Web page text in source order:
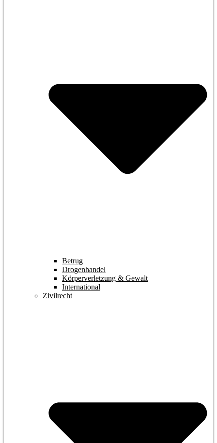
Betrug
Drogenhandel
Körperverletzung & Gewalt
International
Zivilrecht